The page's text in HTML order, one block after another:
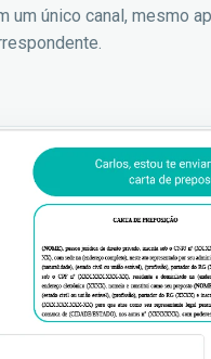
um único canal, mesmo